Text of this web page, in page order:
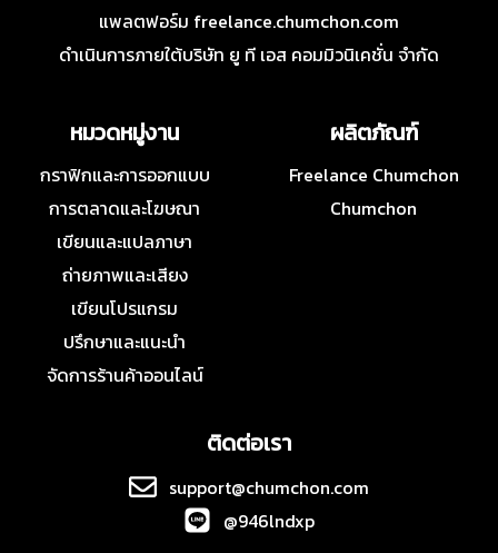
แพลตฟอร์ม freelance.chumchon.com
ดำเนินการภายใต้บริษัท ยู ที เอส คอมมิวนิเคชั่น จำกัด
หมวดหมู่งาน
กราฟิกและการออกแบบ
การตลาดและโฆษณา
เขียนและแปลภาษา
ถ่ายภาพและเสียง
เขียนโปรแกรม
ปรึกษาและแนะนำ
จัดการร้านค้าออนไลน์
ผลิตภัณฑ์
Freelance Chumchon
Chumchon
ติดต่อเรา
support@chumchon.com
@946lndxp